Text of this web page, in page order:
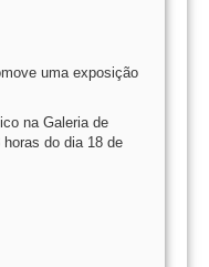
uma exposição
na Galeria de
do dia 18 de